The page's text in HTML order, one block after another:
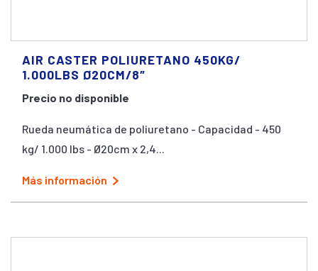
AIR CASTER POLIURETANO 450KG/
1.000LBS Ø20CM/8″
Precio no disponible
Rueda neumática de poliuretano - Capacidad - 450
kg/ 1.000 lbs - Ø20cm x 2,4...
Más información